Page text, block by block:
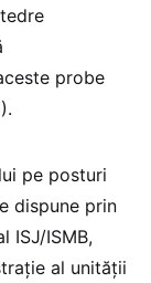
probe
pe posturi
dispune prin
ISJ/ISMB,
al unităţii